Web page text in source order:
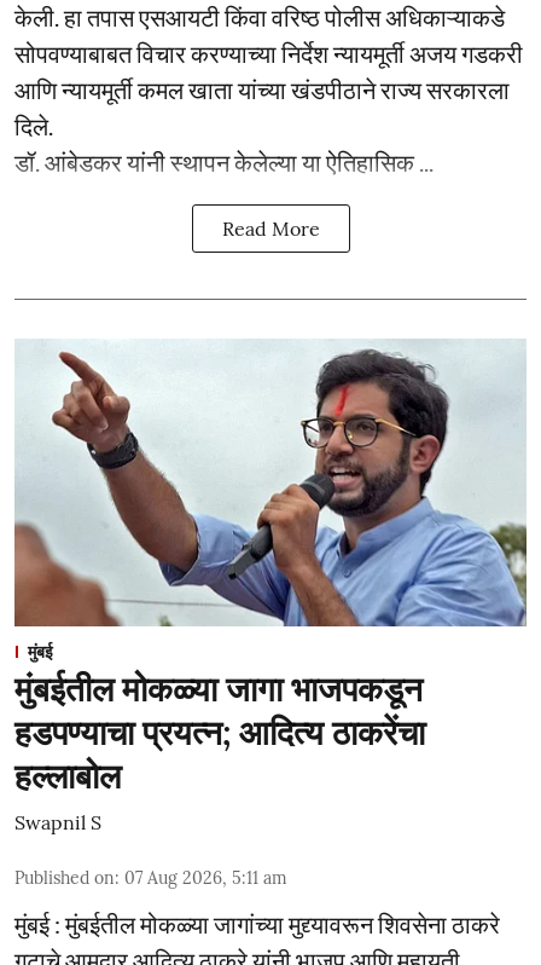
केली. हा तपास एसआयटी किंवा वरिष्ठ पोलीस अधिकाऱ्याकडे
सोपवण्याबाबत विचार करण्याच्या निर्देश न्यायमूर्ती अजय गडकरी
आणि न्यायमूर्ती कमल खाता यांच्या खंडपीठाने राज्य सरकारला
दिले.
डॉ. आंबेडकर यांनी स्थापन केलेल्या या ऐतिहासिक ...
Read More
मुंबई
मुंबईतील मोकळ्या जागा भाजपकडून
हडपण्याचा प्रयत्न; आदित्य ठाकरेंचा
हल्लाबोल
Swapnil S
Published on: 07 Aug 2026, 5:11 am
मुंबई : मुंबईतील मोकळ्या जागांच्या मुद्द्यावरून शिवसेना ठाकरे